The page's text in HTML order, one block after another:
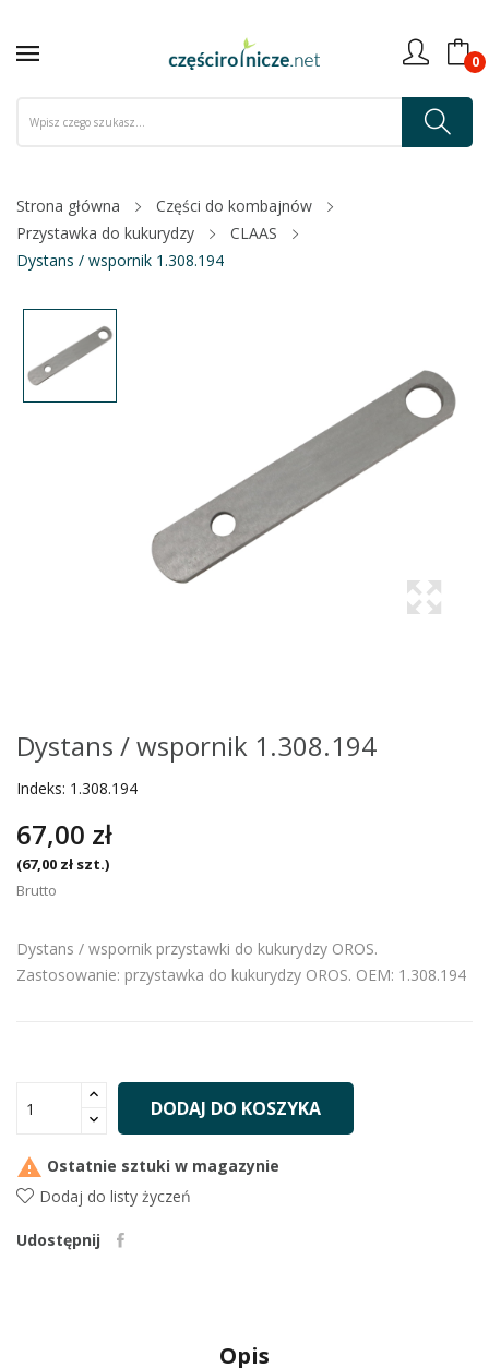
0
Strona główna
Części do kombajnów
Przystawka do kukurydzy
CLAAS
Dystans / wspornik 1.308.194
Dystans / wspornik 1.308.194
Indeks: 1.308.194
67,00 zł
(67,00 zł szt.)
Brutto
Dystans / wspornik przystawki do kukurydzy OROS.
Zastosowanie: przystawka do kukurydzy OROS. OEM: 1.308.194
DODAJ DO KOSZYKA
 Ostatnie sztuki w magazynie
Dodaj do listy życzeń
Udostępnij
Opis